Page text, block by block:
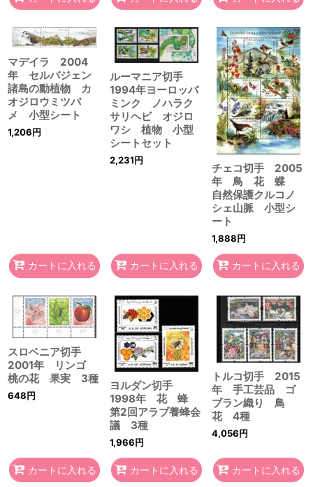
マデイラ 2004
年 セルバジェン
諸島の動植物 カ
オジロウミツバ
メ 小型シート
1,206円
カートに入れる
ルーマニア切手
1994年ヨーロッパ
ミンク ノハラク
サリヘビ オジロ
ワシ 植物 小型
シートセット
2,231円
カートに入れる
チェコ切手 2005
年 鳥 花 蝶
自然保護クルコノ
シェ山脈 小型シ
ート
1,888円
カートに入れる
スロベニア切手
2001年 リンゴ
桃の花 果実 3種
648円
カートに入れる
ヨルダン切手
1998年 花 蜂
第2回アラブ養蜂会
議 3種
1,966円
カートに入れる
トルコ切手 2015
年 手工芸品 ゴ
ブラン織り 鳥
花 4種
4,056円
カートに入れる